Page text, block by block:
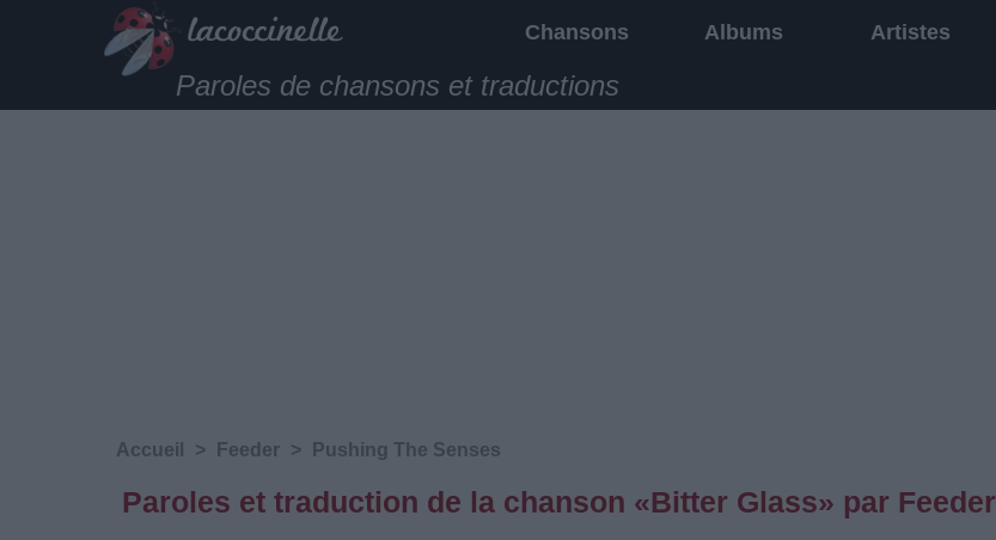
Chansons Albums Artistes
Paroles de chansons et traductions
Accueil > Feeder > Pushing The Senses
Paroles et traduction de la chanson «Bitter Glass» par Feeder